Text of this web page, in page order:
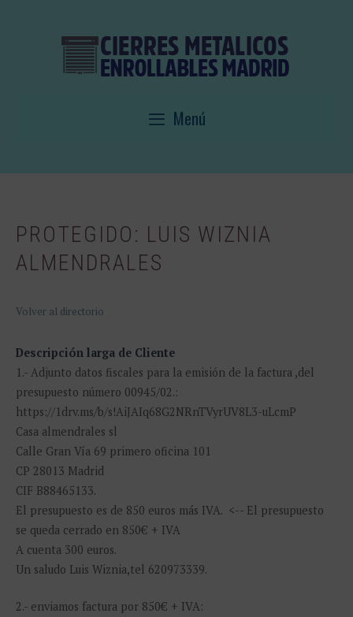
Menú
PROTEGIDO: LUIS WIZNIA
ALMENDRALES
Volver al directorio
Descripción larga de Cliente
1.- Adjunto datos fiscales para la emisión de la factura ,del
presupuesto número 00945/02.:
https://1drv.ms/b/s!AiJAIq68G2NRnTVyrUV8L3-uLcmP
Casa almendrales sl
Calle Gran Vía 69 primero oficina 101
CP 28013 Madrid
CIF B88465133.
El presupuesto es de 850 euros más IVA. <-- El presupuesto
se queda cerrado en 850€ + IVA
A cuenta 300 euros.
Un saludo Luis Wiznia,tel 620973339.
2.- enviamos factura por 850€ + IVA: